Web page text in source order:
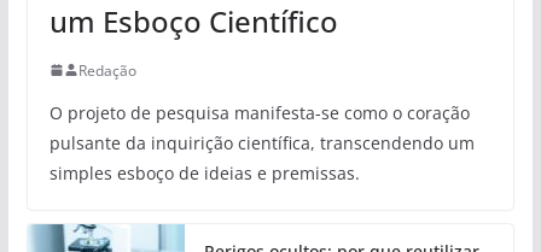
um Esboço Científico
Redação
O projeto de pesquisa manifesta-se como o coração
pulsante da inquirição científica, transcendendo um
simples esboço de ideias e premissas.